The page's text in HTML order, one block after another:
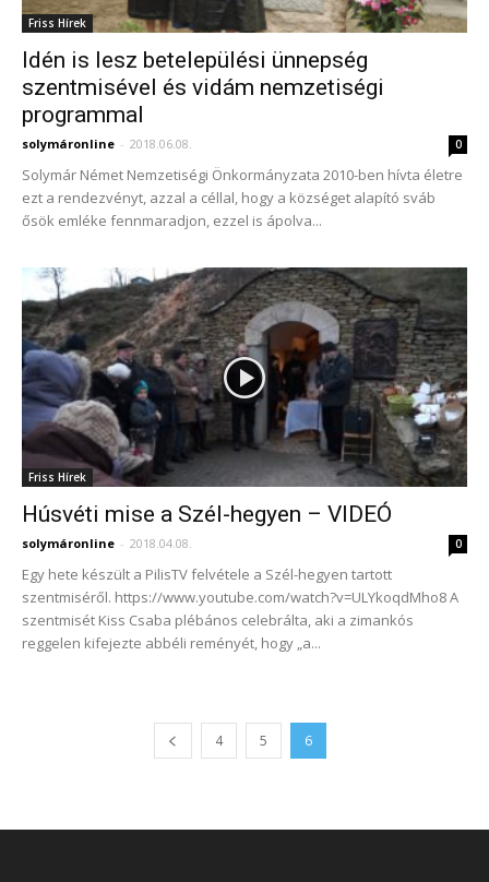
Friss Hírek
Idén is lesz betelepülési ünnepség
szentmisével és vidám nemzetiségi
programmal
solymáronline - 2018.06.08. 0
Solymár Német Nemzetiségi Önkormányzata 2010-ben hívta életre
ezt a rendezvényt, azzal a céllal, hogy a községet alapító sváb
ősök emléke fennmaradjon, ezzel is ápolva...
Friss Hírek
Húsvéti mise a Szél-hegyen – VIDEÓ
solymáronline - 2018.04.08. 0
Egy hete készült a PilisTV felvétele a Szél-hegyen tartott
szentmiséről. https://www.youtube.com/watch?v=ULYkoqdMho8 A
szentmisét Kiss Csaba plébános celebrálta, aki a zimankós
reggelen kifejezte abbéli reményét, hogy „a...
4 5 6